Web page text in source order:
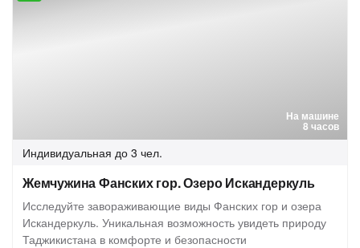
На машине
8 часов
Индивидуальная до 3 чел.
Жемчужина Фанских гор. Озеро Искандеркуль
Исследуйте завораживающие виды Фанских гор и озера
Искандеркуль. Уникальная возможность увидеть природу
Таджикистана в комфорте и безопасности